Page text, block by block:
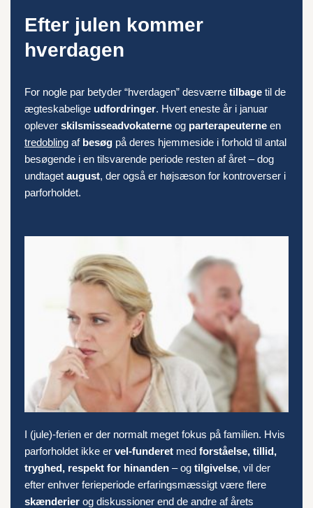
Efter julen kommer
hverdagen
For nogle par betyder “hverdagen” desværre tilbage til de
ægteskabelige udfordringer. Hvert eneste år i januar
oplever skilsmisseadvokaterne og parterapeuterne en
tredobling af besøg på deres hjemmeside i forhold til antal
besøgende i en tilsvarende periode resten af året – dog
undtaget august, der også er højsæson for kontroverser i
parforholdet.
I (jule)-ferien er der normalt meget fokus på familien. Hvis
parforholdet ikke er vel-funderet med forståelse, tillid,
tryghed, respekt for hinanden – og tilgivelse, vil der
efter enhver ferieperiode erfaringsmæssigt være flere
skænderier og diskussioner end de andre af årets